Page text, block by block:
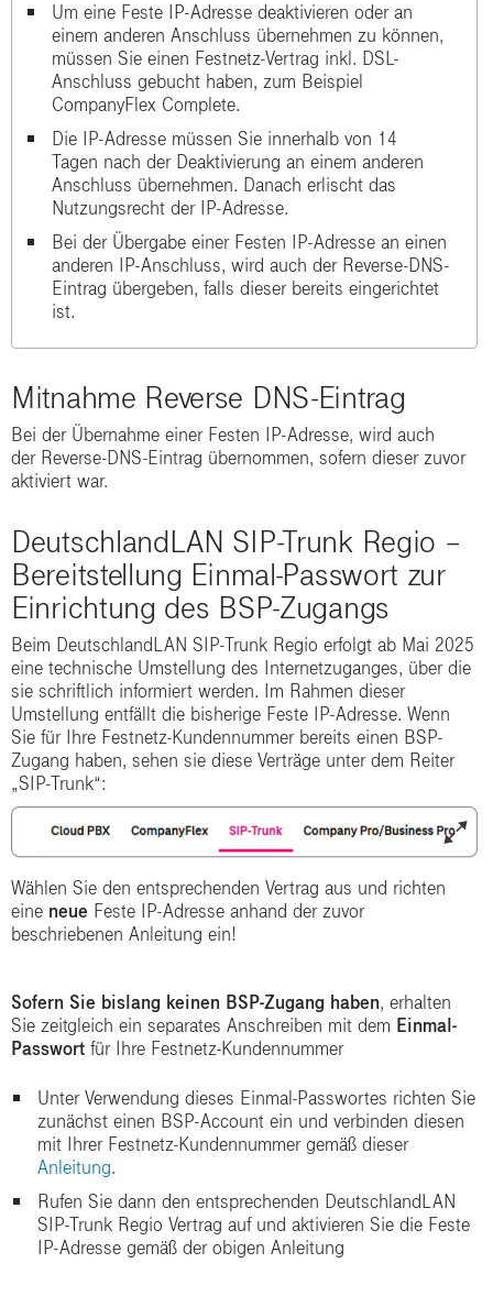
Um eine Feste IP-Adresse deaktivieren oder an
einem anderen Anschluss übernehmen zu können,
müssen Sie einen Festnetz-Vertrag inkl. DSL-
Anschluss gebucht haben, zum Beispiel
CompanyFlex Complete.
Die IP-Adresse müssen Sie innerhalb von 14
Tagen nach der Deaktivierung an einem anderen
Anschluss übernehmen. Danach erlischt das
Nutzungsrecht der IP-Adresse.
Bei der Übergabe einer Festen IP-Adresse an einen
anderen IP-Anschluss, wird auch der Reverse-DNS-
Eintrag übergeben, falls dieser bereits eingerichtet
ist.
Mitnahme Reverse DNS-Eintrag
Bei der Übernahme einer Festen IP-Adresse, wird auch
der Reverse-DNS-Eintrag übernommen, sofern dieser zuvor
aktiviert war.
DeutschlandLAN SIP-Trunk Regio –
Bereitstellung Einmal-Passwort zur
Einrichtung des BSP-Zugangs
Beim DeutschlandLAN SIP-Trunk Regio erfolgt ab Mai 2025
eine technische Umstellung des Internetzuganges, über die
sie schriftlich informiert werden. Im Rahmen dieser
Umstellung entfällt die bisherige Feste IP-Adresse. Wenn
Sie für Ihre Festnetz-Kundennummer bereits einen BSP-
Zugang haben, sehen sie diese Verträge unter dem Reiter
„SIP-Trunk“:
Wählen Sie den entsprechenden Vertrag aus und richten
eine neue Feste IP-Adresse anhand der zuvor
beschriebenen Anleitung ein!
Sofern Sie bislang keinen BSP-Zugang haben, erhalten
Sie zeitgleich ein separates Anschreiben mit dem Einmal-
Passwort für Ihre Festnetz-Kundennummer
Unter Verwendung dieses Einmal-Passwortes richten Sie
zunächst einen BSP-Account ein und verbinden diesen
mit Ihrer Festnetz-Kundennummer gemäß dieser
Anleitung.
Rufen Sie dann den entsprechenden DeutschlandLAN
SIP-Trunk Regio Vertrag auf und aktivieren Sie die Feste
IP-Adresse gemäß der obigen Anleitung